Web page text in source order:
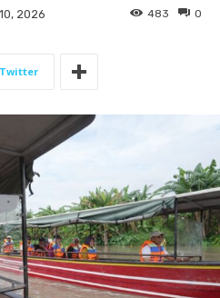
2026 0
483
Twitter